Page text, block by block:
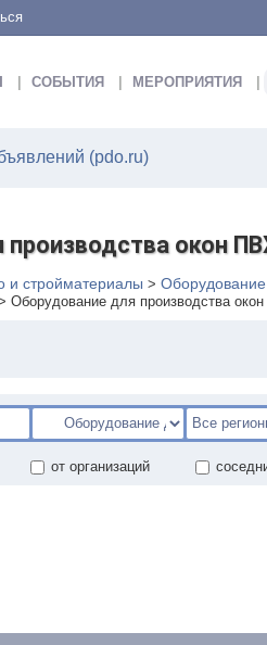
СОБЫТИЯ МЕРОПРИЯТИЯ
(pdo.ru)
окон
и стройматериалы > Оборудование
Оборудование для производства
от организаций